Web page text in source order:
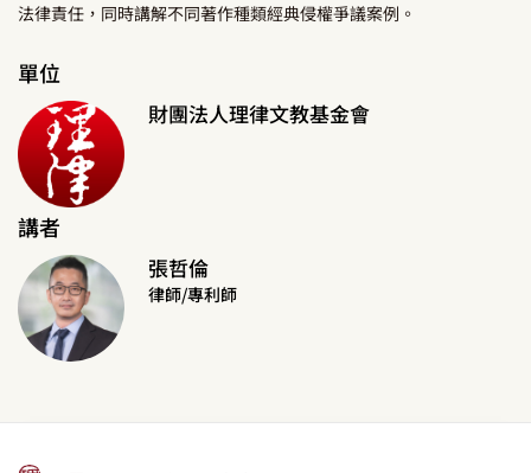
法律責任，同時講解不同著作種類經典侵權爭議案例。
單位
財團法人理律文教基金會
講者
張哲倫
律師/專利師